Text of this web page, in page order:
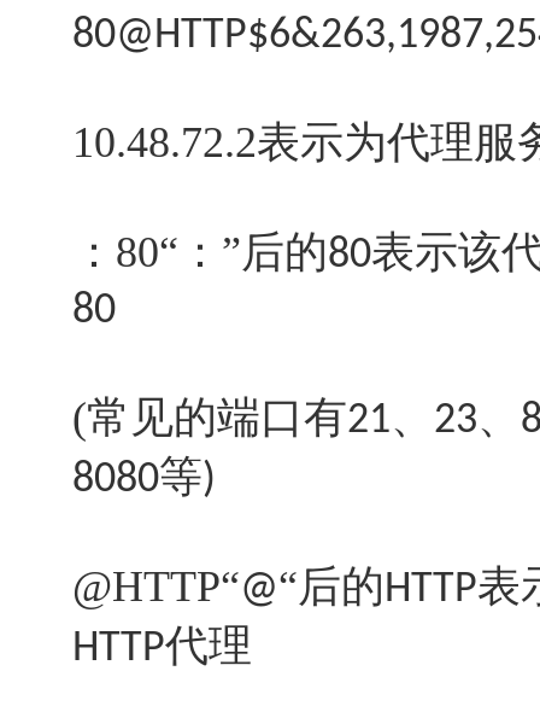
10.48.72.2表示为代理服
：80“：”后的80表示该
80
(常见的端口有21、 23、
8080等)
@HTTP“@“后的HTTP表
HTTP代理